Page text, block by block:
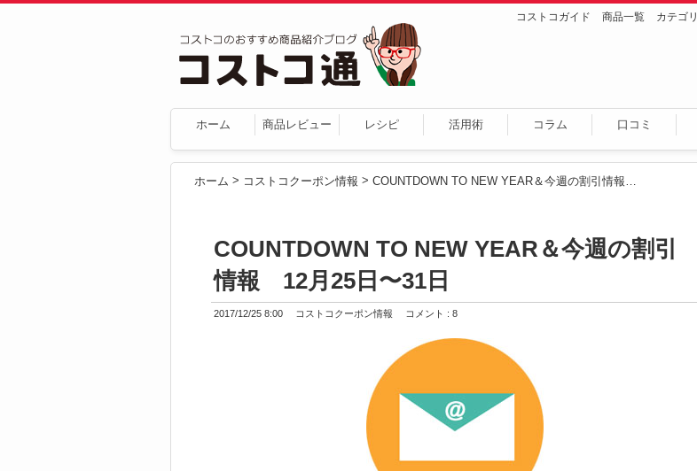
コストコガイド 商品一覧 カテゴリ
ホーム 商品レビュー レシピ 活用術 コラム 口コミ
ホーム > コストコクーポン情報 >
COUNTDOWN TO NEW YEAR＆今週の割引
情報 12月25日〜31日
2017/12/25 8:00 コストコクーポン情報 コメント : 8